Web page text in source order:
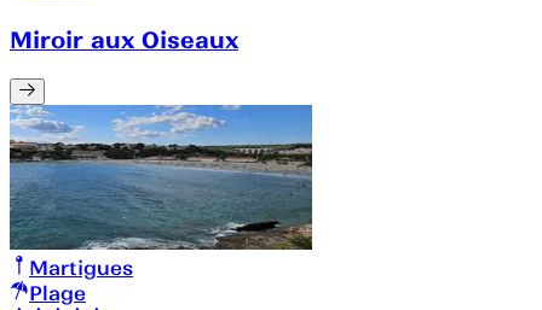
Miroir aux Oiseaux
Martigues
Plage